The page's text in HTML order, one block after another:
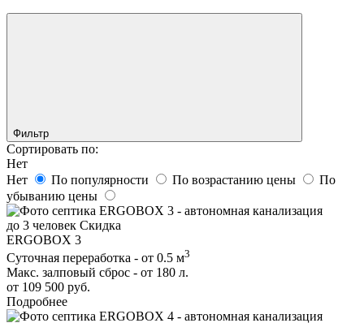
Фильтр
Сортировать по:
Нет
Нет
По популярности По возрастанию цены
По
убыванию цены
до 3 человек Скидка
ERGOBOX 3
Суточная переработка - от 0.5 м3
Макс. залповый сброс - от 180 л.
от 109 500 руб.
Подробнее